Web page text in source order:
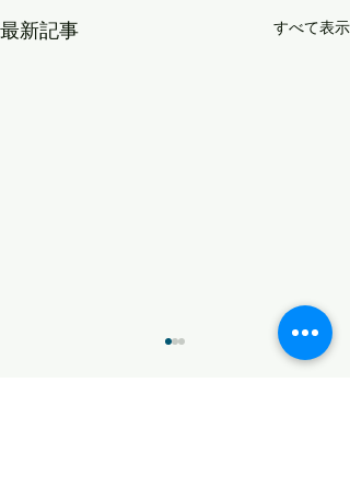
最新記事 すべて表示